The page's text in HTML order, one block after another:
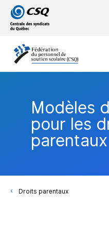
Passer
au
menu
Passer
au
contenu
Modèles
pour les
parentaux
Droits parentaux